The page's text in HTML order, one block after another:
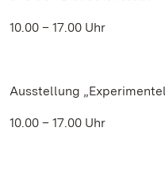
10.00 – 17.00 Uhr
Ausstellung
10.00 – 17.00 Uhr